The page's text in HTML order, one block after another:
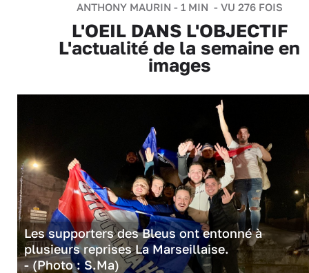
ANTHONY MAURIN - 1 MIN - VU 276 FOIS
L'OEIL DANS L'OBJECTIF
L'actualité de la semaine en
images
Les supporters des Bleus ont entonné à
plusieurs reprises La Marseillaise.
- (Photo : S.Ma)